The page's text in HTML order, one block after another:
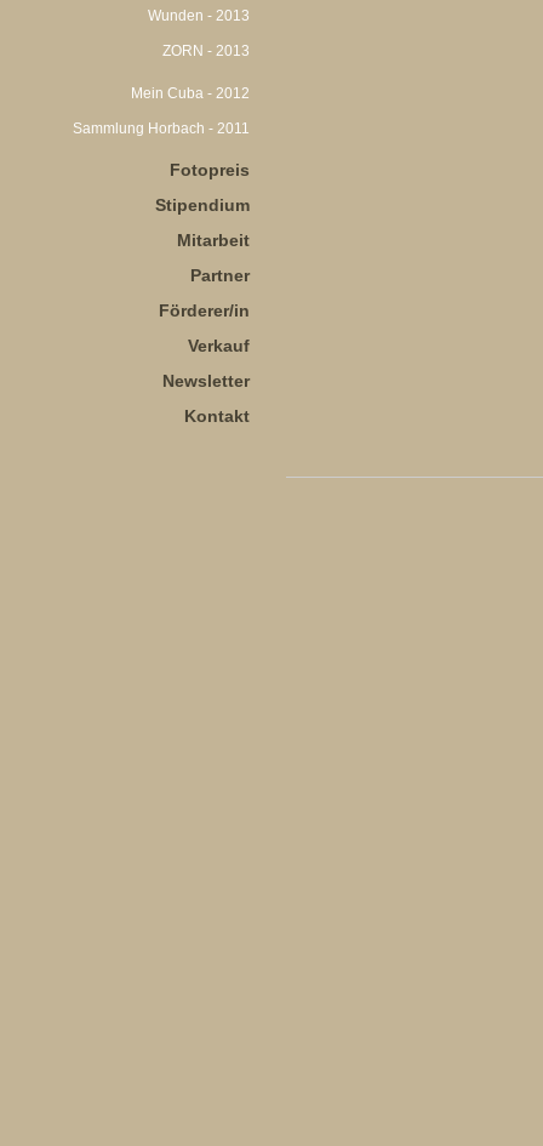
Wunden - 2013
ZORN - 2013
Mein Cuba - 2012
Sammlung Horbach - 2011
Fotopreis
Stipendium
Mitarbeit
Partner
Förderer/in
Verkauf
Newsletter
Kontakt